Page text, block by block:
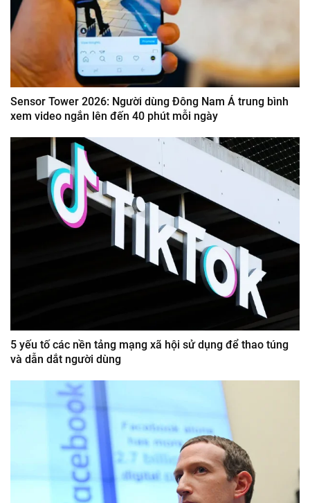
Sensor Tower 2026: Người dùng Đông Nam Á trung bình
xem video ngắn lên đến 40 phút mỗi ngày
5 yếu tố các nền tảng mạng xã hội sử dụng để thao túng
và dẫn dắt người dùng